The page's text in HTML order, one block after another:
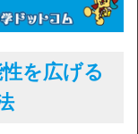
を広げる